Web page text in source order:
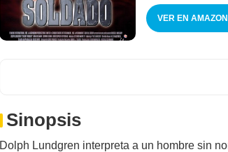
VER EN
Sinopsis
Dolph Lundgren interpreta a un hombre sin